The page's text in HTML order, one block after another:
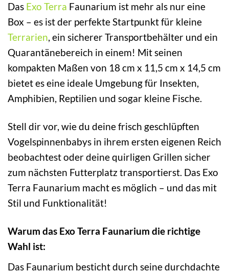
Das Exo Terra Faunarium ist mehr als nur eine
Box – es ist der perfekte Startpunkt für kleine
Terrarien, ein sicherer Transportbehälter und ein
Quarantänebereich in einem! Mit seinen
kompakten Maßen von 18 cm x 11,5 cm x 14,5 cm
bietet es eine ideale Umgebung für Insekten,
Amphibien, Reptilien und sogar kleine Fische.
Stell dir vor, wie du deine frisch geschlüpften
Vogelspinnenbabys in ihrem ersten eigenen Reich
beobachtest oder deine quirligen Grillen sicher
zum nächsten Futterplatz transportierst. Das Exo
Terra Faunarium macht es möglich – und das mit
Stil und Funktionalität!
Warum das Exo Terra Faunarium die richtige
Wahl ist:
Das Faunarium besticht durch seine durchdachte